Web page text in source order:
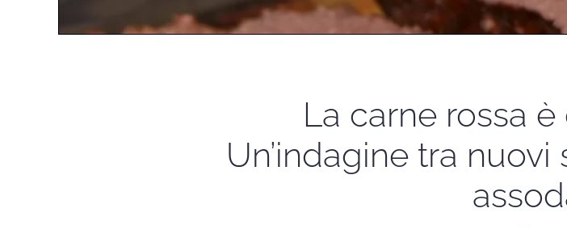
La carne rossa
Un’indagine tra